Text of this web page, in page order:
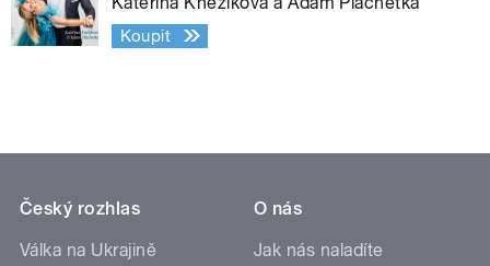
Koupit
Český rozhlas
Válka na Ukrajině
O nás
Jak nás naladíte